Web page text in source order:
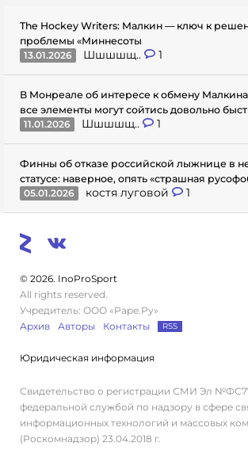
The Hockey Writers: Малкин — ключ к
проблемы «Миннесоты
13.01.2026
Шшшшщ.. 1
В Монреале об интересе к обмену
все элементы могут сойтись довольно
11.01.2026
Шшшшщ.. 1
Финны об отказе российской лыжнице в
статусе: наверное, опять «страшная
05.01.2026
костя луговой 1
© 2026. InoProSport
All rights reserved.
Учредитель: ООО «Раре.Ру»
Архив
Авторы Контакты RSS
Юридическая информация
Свидетельство о регистрации СМИ Эл
федеральной службой по надзору в сфере
информационных технологий и массовых
(Роскомнадзор) 23.04.2018 г.